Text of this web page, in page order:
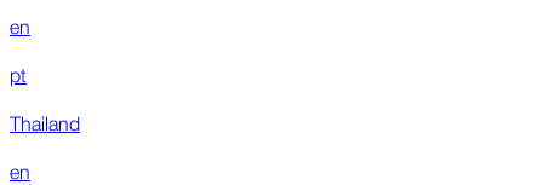
en
pt
Thailand
en